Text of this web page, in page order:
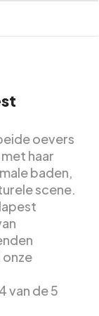
oevers
haar
baden,
scene.
van de 5